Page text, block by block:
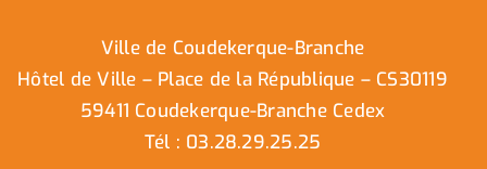
Ville de Coudekerque-Branche
Hôtel de Ville – Place de la République – CS30119
59411 Coudekerque-Branche Cedex
Tél : 03.28.29.25.25